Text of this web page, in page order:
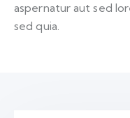
aspernatur aut sed
sed quia.